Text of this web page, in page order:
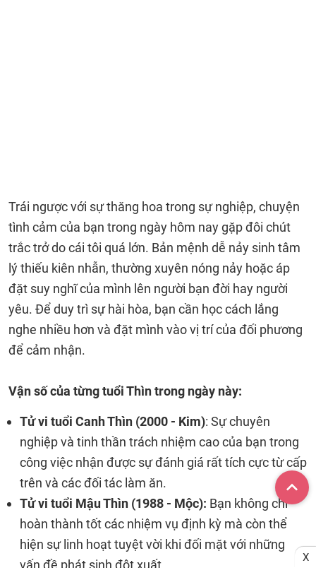
Trái ngược với sự thăng hoa trong sự nghiệp, chuyện
tình cảm của bạn trong ngày hôm nay gặp đôi chút
trắc trở do cái tôi quá lớn. Bản mệnh dễ nảy sinh tâm
lý thiếu kiên nhẫn, thường xuyên nóng nảy hoặc áp
đặt suy nghĩ của mình lên người bạn đời hay người
yêu. Để duy trì sự hài hòa, bạn cần học cách lắng
nghe nhiều hơn và đặt mình vào vị trí của đối phương
để cảm nhận.
Vận số của từng tuổi Thìn trong ngày này:
Tử vi tuổi Canh Thìn (2000 - Kim): Sự chuyên
nghiệp và tinh thần trách nhiệm cao của bạn trong
công việc nhận được sự đánh giá rất tích cực từ cấp
trên và các đối tác làm ăn.
Tử vi tuổi Mậu Thìn (1988 - Mộc): Bạn không chỉ
hoàn thành tốt các nhiệm vụ định kỳ mà còn thể
hiện sự linh hoạt tuyệt vời khi đối mặt với những
vấn đề phát sinh đột xuất.
X